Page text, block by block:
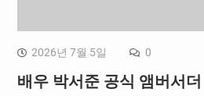
2026년 7월 5일 0
배우 박서준 공식 앰버서